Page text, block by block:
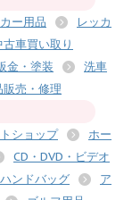
カー用品
レッカ
古車買い取り
金・塗装
洗車
販売・修理
ショップ
ホー
CD・DVD・ビデオ
ンドバッグ
ア